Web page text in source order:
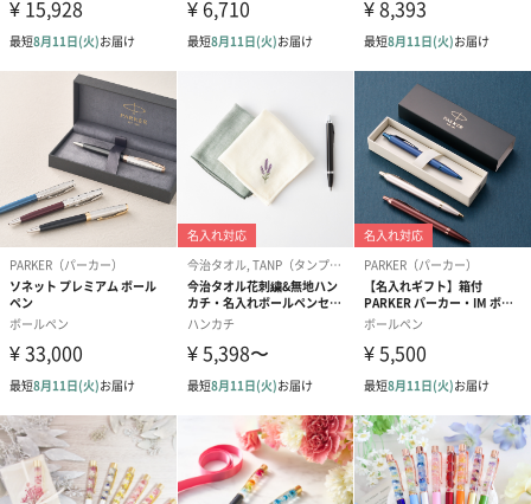
名入れでさらに高まる愛着
タンプでは名入れも可能。
お相手様の暮らしに寄り添う特別な一本をお贈りませんか？
大切な方に、長く使えるボールペンを
高級ボールペンは、長く愛用できて使い勝手が良くギフトにぴっ
たり。「PARKER」のボールペンは、洗練されたスタイリッシュ
なデザインで一本持っているだけで気分が高まること間違いなし
です。
専用のギフトボックスに入れてお届けします。就職祝いや昇進祝
いなどに、ぜひ贈ってみてはいかがでしょうか。